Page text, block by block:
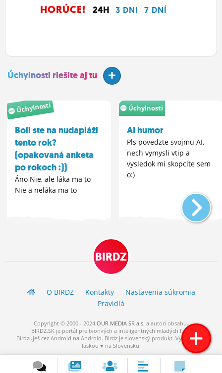
HORÚCE! 24H 3 DNI 7 DNÍ
Úchylnosti riešite aj tu
Úchylnosti
Boli ste na nudapláži
tento rok?
(opakovaná anketa
po rokoch :))
Áno Nie, ale láka ma to
Nie a neláka ma to
Úchylnosti
AI humor
Pls povedzte svojmu AI,
nech vymysli vtip a
vysledok mi skopcite sem
o:)
BIRDZ
O BIRDZ Kontakty
Nastavenia súkromia
Pravidlá
Copyright © 2000 - 2024 OUR MEDIA SR a.s. a autori obsahu.
BIRDZ.SK je portál pre tvorivých a inteligentných mladých ľudí.
Birdzuješ cez Android na Android. Birdz je slovenský produkt. Vytvorené s
láskou ♥ na Slovensku.